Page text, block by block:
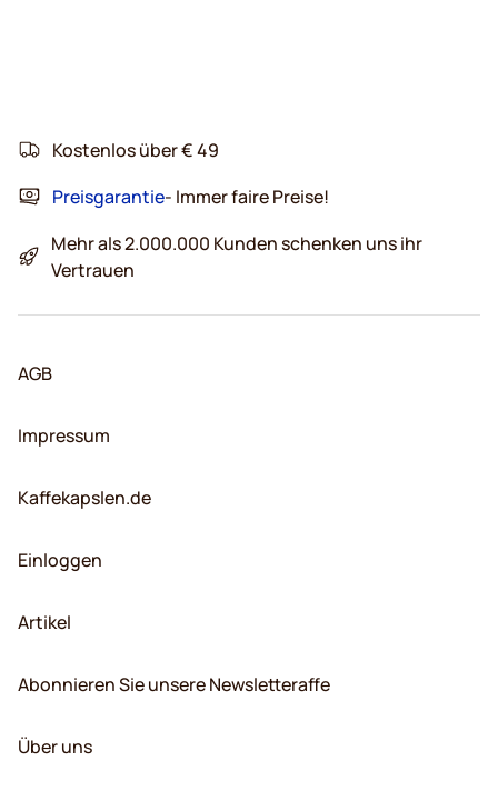
Kostenlos über € 49
Preisgarantie- Immer faire Preise!
Mehr als 2.000.000 Kunden schenken uns ihr
Vertrauen
AGB
Impressum
Kaffekapslen.de
Einloggen
Artikel
Abonnieren Sie unsere Newsletteraffe
Über uns